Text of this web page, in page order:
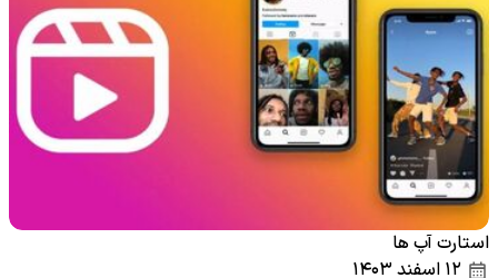
استارت آپ ها